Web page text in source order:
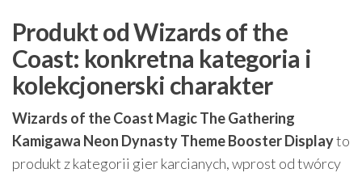
Produkt od Wizards of the
Coast: konkretna kategoria i
kolekcjonerski charakter
Wizards of the Coast Magic The Gathering
Kamigawa Neon Dynasty Theme Booster Displayto
produkt z kategorii gier karcianych, wprost od twórcy